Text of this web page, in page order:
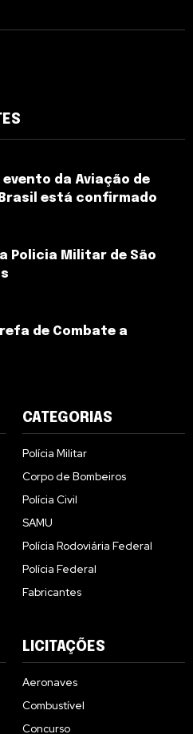
evento da Aviação de
está confirmado
Policia Militar de São
de Combate a
CATEGORIAS
Polícia Militar
Corpo de Bombeiros
Polícia Civil
SAMU
Polícia Rodoviária Federal
Polícia Federal
Fabricantes
LICITAÇÕES
Aeronaves
Combustível
Concurso